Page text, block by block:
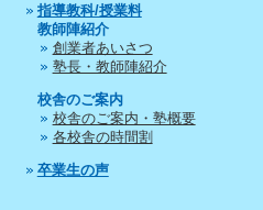
指導教科/授業料
教師陣紹介
創業者あいさつ
塾長・教師陣紹介
校舎のご案内
校舎のご案内・塾概要
各校舎の時間割
卒業生の声